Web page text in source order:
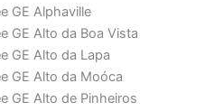
GE Alphaville
GE Alto da Boa Vista
GE Alto da Lapa
GE Alto da Moóca
GE Alto de Pinheiros